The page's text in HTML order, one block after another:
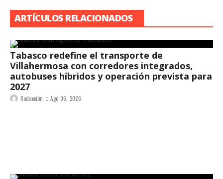
ARTÍCULOS RELACIONADOS
Tabasco redefine el transporte de
Villahermosa con corredores integrados,
autobuses híbridos y operación prevista para
2027
Redacción Ago 06, 2026